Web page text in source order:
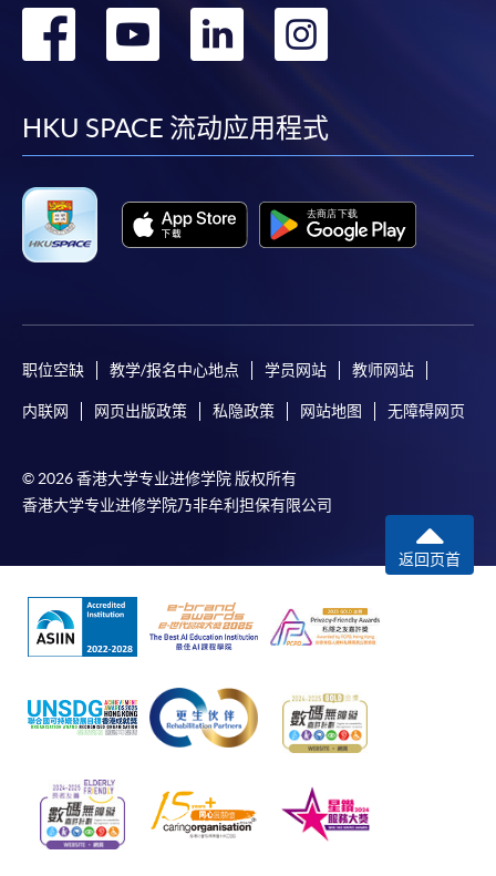
转
facebook
转
youtube
转
linkedin
转
HKU SPACE 流动应用程式
职位空缺 教学/报名中心地点 学员网站 教师网站
内联网 网页出版政策 私隐政策 网站地图 无障碍网页
© 2026 香港大学专业进修学院 版权所有
香港大学专业进修学院乃非牟利担保有限公司
返回页首